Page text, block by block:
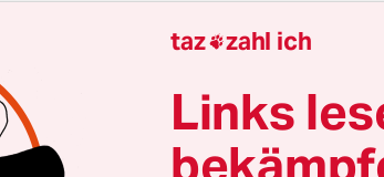
von Downtown, eine Gipfelkette –
einige dauerhaft mit Schnee
der Stadt. Dass wir uns
Höhe befinden, bezeugt die
taz zahl ich
Links